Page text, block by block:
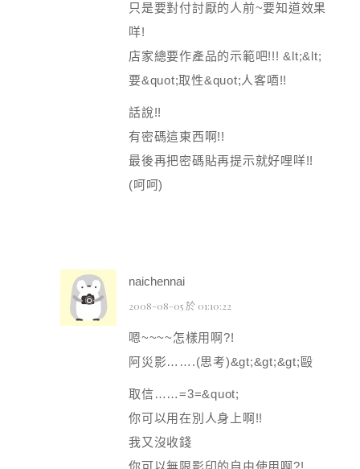
只是要對付討厭的人前~要知道效果
咩!
店家總要作產品的示範吧!!! &lt;&lt;
要&quot;取性&quot;人客唒!!
話說!!
有密碼這東西啊!!
最後再把密碼貼再提示就好哩咩!!
(呵呵)
naichennai
2008-08-05 於 01:10:22
嗯~~~~怎樣用啊?!
阿災影…….(思考)&gt;&gt;&gt;毆
取信……=3=&quot;
你可以用在別人身上啊!!
我又沒收錢